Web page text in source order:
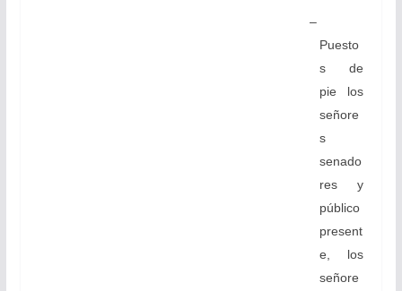
–
Puesto
s de
pie los
señore
s
senado
res y
público
present
e, los
señore